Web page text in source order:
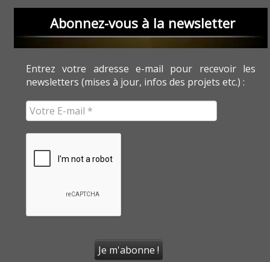
Abonnez-vous à la newsletter
Entrez votre adresse e-mail pour recevoir les
newsletters (mises à jour, infos des projets etc.) :